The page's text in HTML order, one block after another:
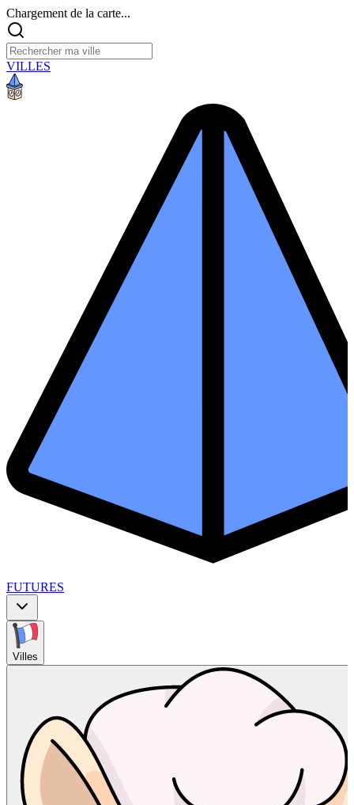
Chargement de la carte...
VILLES
FUTURES
Villes